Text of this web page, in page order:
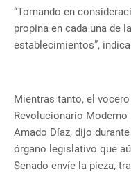
“Tomando en
propina en cada una de
establecimientos”,
Mientras tanto, el
Revolucionario Moderno
Amado Díaz, dijo
órgano legislativo que
Senado envíe la pieza,